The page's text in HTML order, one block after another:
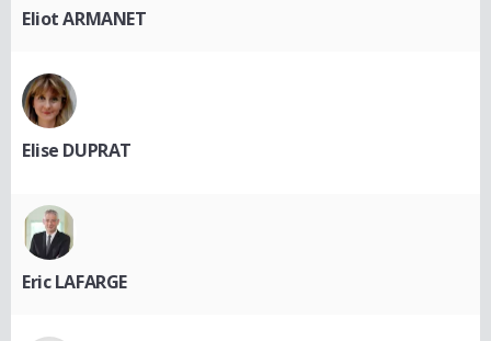
Eliot ARMANET
Elise DUPRAT
Eric LAFARGE